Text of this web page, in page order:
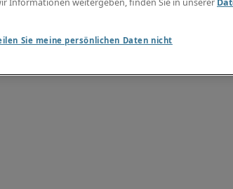
Informationen weitergeben, finden Sie in unserer
Sie meine persönlichen Daten nicht